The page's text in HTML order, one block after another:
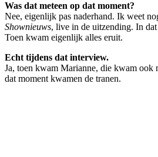
Was dat meteen op dat moment?
Nee, eigenlijk pas naderhand. Ik weet
Shownieuws, live in de uitzending. In
Toen kwam eigenlijk alles eruit.
Echt tijdens dat interview.
Ja, toen kwam Marianne, die kwam ook
dat moment kwamen de tranen.